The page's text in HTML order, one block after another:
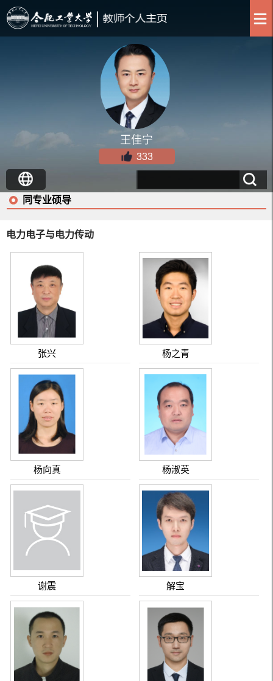
王佳宁
333
同专业硕导
电力电子与电力传动
张兴 杨之青
杨向真 杨淑英
谢震 解宝